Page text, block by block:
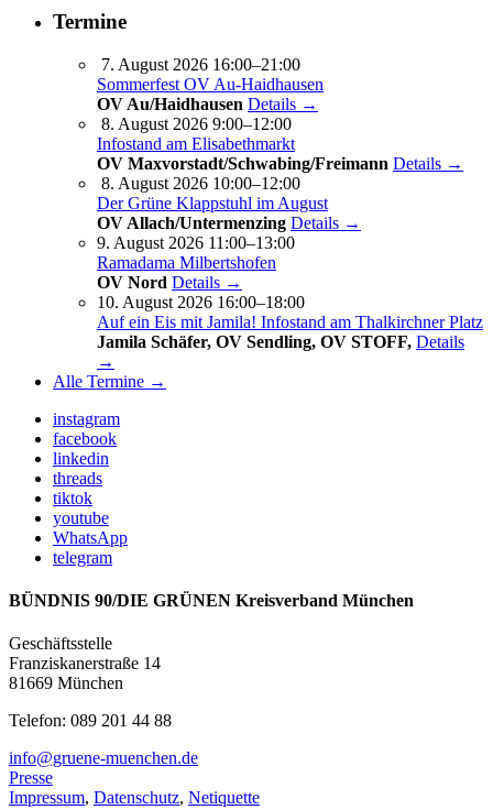
Termine
7. August 2026 16:00–21:00
Sommerfest OV Au-Haidhausen
OV Au/Haidhausen Details →
8. August 2026 9:00–12:00
Infostand am Elisabethmarkt
OV Maxvorstadt/Schwabing/Freimann Details →
8. August 2026 10:00–12:00
Der Grüne Klappstuhl im August
OV Allach/Untermenzing Details →
9. August 2026 11:00–13:00
Ramadama Milbertshofen
OV Nord Details →
10. August 2026 16:00–18:00
Auf ein Eis mit Jamila! Infostand am Thalkirchner Platz
Jamila Schäfer, OV Sendling, OV STOFF, Details
→
Alle Termine →
instagram
facebook
linkedin
threads
tiktok
youtube
WhatsApp
telegram
BÜNDNIS 90/DIE GRÜNEN Kreisverband München
Geschäftsstelle
Franziskanerstraße 14
81669 München
Telefon: 089 201 44 88
info@gruene-muenchen.de
Presse
Impressum, Datenschutz, Netiquette